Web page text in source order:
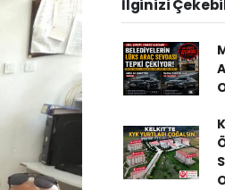
İlginizi